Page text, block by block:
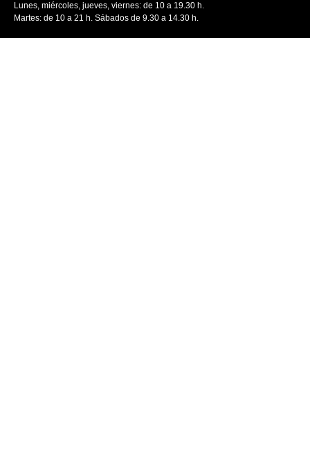
Lunes, miércoles, jueves, viernes: de 10 a 19.30 h.
Martes: de 10 a 21 h. Sábados de 9.30 a 14.30 h.